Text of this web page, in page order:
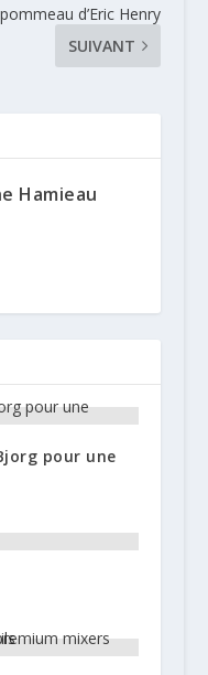
pommeau d’Eric Henry
SUIVANT
Hamieau
pour une